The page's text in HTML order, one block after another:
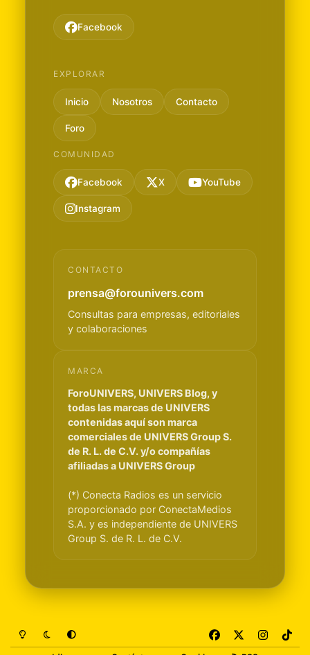
Facebook
EXPLORAR
Inicio Nosotros Contacto
Foro
COMUNIDAD
Facebook X YouTube
Instagram
CONTACTO
prensa@forounivers.com
Consultas para empresas, editoriales
y colaboraciones
MARCA
ForoUNIVERS, UNIVERS Blog, y
todas las marcas de UNIVERS
contenidas aquí son marca
comerciales de UNIVERS Group S.
de R. L. de C.V. y/o compañías
afiliadas a UNIVERS Group
(*) Conecta Radios es un servicio
proporcionado por ConectaMedios
S.A. y es independiente de UNIVERS
Group S. de R. L. de C.V.
Light ModeDark ModeSystem Preference
a
n
i